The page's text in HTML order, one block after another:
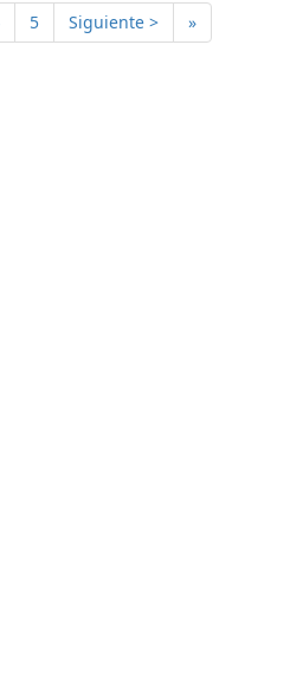
5 Siguiente > »